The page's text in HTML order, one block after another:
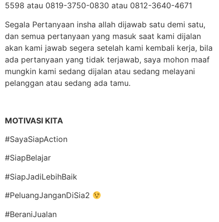
5598 atau 0819-3750-0830 atau 0812-3640-4671
Segala Pertanyaan insha allah dijawab satu demi satu,
dan semua pertanyaan yang masuk saat kami dijalan
akan kami jawab segera setelah kami kembali kerja, bila
ada pertanyaan yang tidak terjawab, saya mohon maaf
mungkin kami sedang dijalan atau sedang melayani
pelanggan atau sedang ada tamu.
MOTIVASI KITA
#SayaSiapAction
#SiapBelajar
#SiapJadiLebihBaik
#PeluangJanganDiSia2
#BeraniJualan